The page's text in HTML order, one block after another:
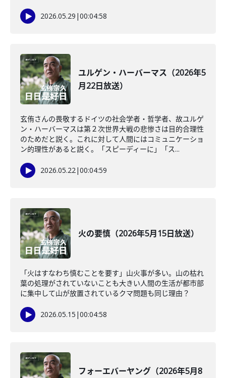
2026.05.29 |00:04:58
ユルゲン・ハーバーマス（2026年5
月22日放送）
玄侑さんの畏敬するドイツの社会学者・哲学者、故ユルゲ
ン・ハーバーマスは第２次世界大戦の悲惨さは目的合理性
のためだと説く。これに対して人間にはコミュニケーショ
ン的理性があると説く。「スピーディーに」「ス...
2026.05.22|00:04:59
火の要慎（2026年5月15日放送）
「火はすなわち慎むことを要す」山火事が多い。山の枯れ
葉の処理がされていないことも大きい人間の生活が都市部
に集中して山が放置されているクマ問題も同じ理由？
2026.05.15 |00:04:58
フォーエバーヤング（2026年5月8